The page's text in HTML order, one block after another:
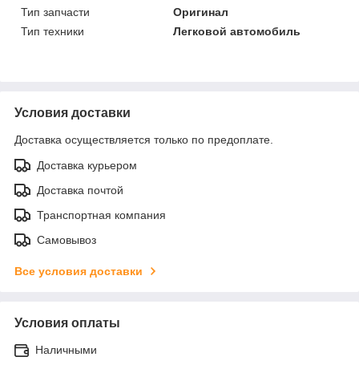
Тип запчасти
Оригинал
Тип техники
Легковой автомобиль
Условия доставки
Доставка осуществляется только по предоплате.
Доставка курьером
Доставка почтой
Транспортная компания
Самовывоз
Все условия доставки
Условия оплаты
Наличными